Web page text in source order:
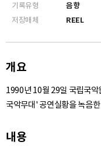
기록유형
음향
저장매체
REEL
개요
1990년 10월 29일 국립국악
국악무대' 공연실황을 녹음
내용